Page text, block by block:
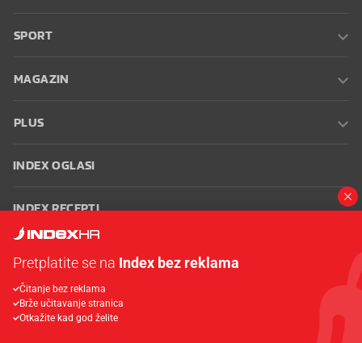
SPORT
MAGAZIN
PLUS
INDEX OGLASI
INDEX RECEPTI
Oglašavanje Zaposli se na Indexu
korištenja
Postavke kolačića
Pretplatite se na Index bez reklama
Čitanje bez reklama
Brže učitavanje stranica
Otkažite kad god želite